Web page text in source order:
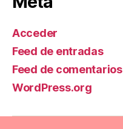
Acceder
Feed de entradas
Feed de comentarios
WordPress.org